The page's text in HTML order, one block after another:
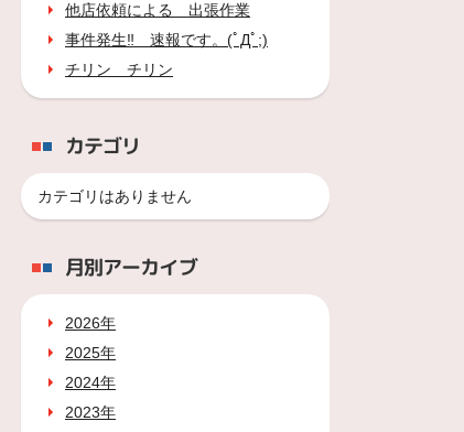
他店依頼による 出張作業
事件発生‼ 速報です。(ﾟДﾟ;)
チリン チリン
カテゴリ
カテゴリはありません
月別アーカイブ
2026年
2025年
2024年
2023年